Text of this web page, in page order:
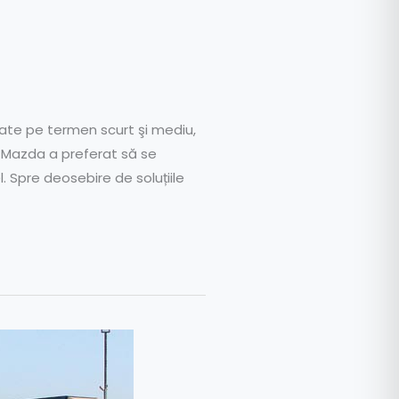
pe termen scurt şi mediu,
a preferat să se
deosebire de soluțiile